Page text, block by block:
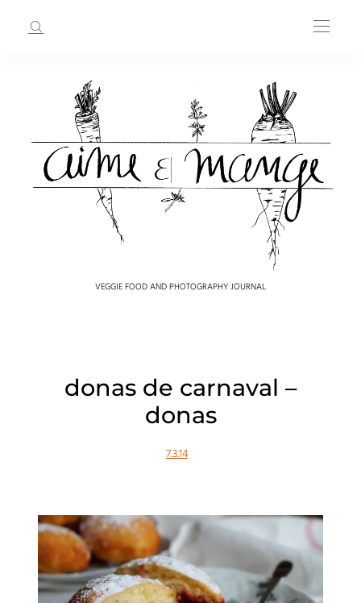
VEGGIE FOOD AND PHOTOGRAPHY JOURNAL
donas de carnaval –
donas
7.3.14